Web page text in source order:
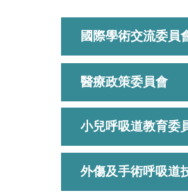
國際學術交流委員
醫療政策委員會
小兒呼吸道教育委
外傷及手術呼吸道